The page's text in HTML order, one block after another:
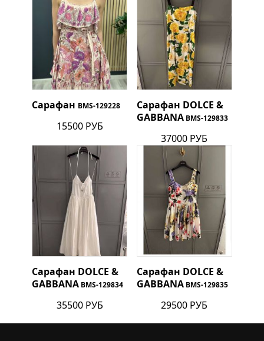
Сарафан BMS-129228
15500 РУБ
Сарафан DOLCE &
GABBANA BMS-129833
37000 РУБ
Сарафан DOLCE &
GABBANA BMS-129834
35500 РУБ
Сарафан DOLCE &
GABBANA BMS-129835
29500 РУБ